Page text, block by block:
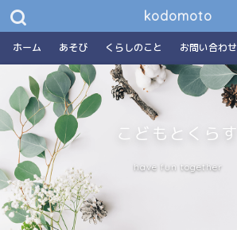
kodomoto
ホーム あそび くらしのこと お問い合わせ
こどもとくらす
have fun together